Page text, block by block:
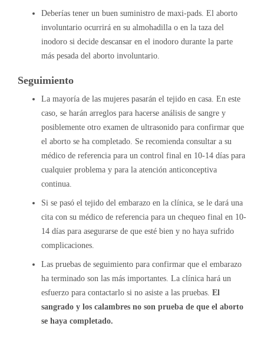
Deberías tener un buen suministro de maxi-pads. El aborto
involuntario ocurrirá en su almohadilla o en la taza del
inodoro si decide descansar en el inodoro durante la parte
más pesada del aborto involuntario.
Seguimiento
La mayoría de las mujeres pasarán el tejido en casa. En este
caso, se harán arreglos para hacerse análisis de sangre y
posiblemente otro examen de ultrasonido para confirmar que
el aborto se ha completado. Se recomienda consultar a su
médico de referencia para un control final en 10-14 días para
cualquier problema y para la atención anticonceptiva
continua.
Si se pasó el tejido del embarazo en la clínica, se le dará una
cita con su médico de referencia para un chequeo final en 10-
14 días para asegurarse de que esté bien y no haya sufrido
complicaciones.
Las pruebas de seguimiento para confirmar que el embarazo
ha terminado son las más importantes. La clínica hará un
esfuerzo para contactarlo si no asiste a las pruebas. El
sangrado y los calambres no son prueba de que el aborto
se haya completado.